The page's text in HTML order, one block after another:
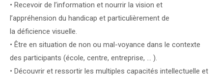
• Recevoir de l’information et nourrir la vision et
l’appréhension du handicap et particulièrement de
la déficience visuelle.
• Être en situation de non ou mal-voyance dans le contexte
des participants (école, centre, entreprise, … ).
• Découvrir et ressortir les multiples capacités intellectuelle et